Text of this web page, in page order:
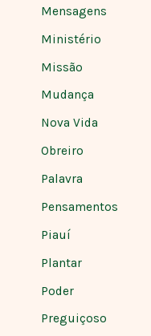
Mensagens
Ministério
Missão
Mudança
Nova Vida
Obreiro
Palavra
Pensamentos
Piauí
Plantar
Poder
Preguiçoso